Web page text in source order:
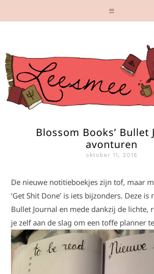
Blossom Books’ Bullet
avonturen
oktober 11, 2016
De nieuwe notitieboekjes zijn tof, maar
‘Get Shit Done’ is iets bijzonders. Deze is
Bullet Journal en mede dankzij de lichte,
je zelf aan de slag om een toffe planner